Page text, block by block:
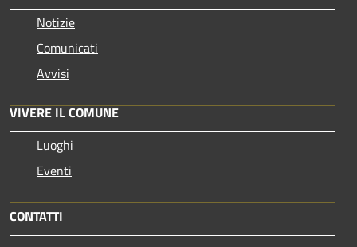
Notizie
Comunicati
Avvisi
VIVERE IL COMUNE
Luoghi
Eventi
CONTATTI